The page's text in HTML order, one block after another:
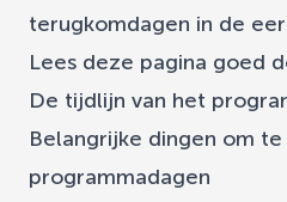
terugkomdagen in de
Lees deze pagina goed
De tijdlijn van het
Belangrijke dingen om
programmadagen